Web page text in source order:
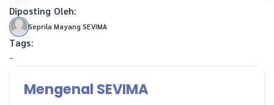
Diposting Oleh:
Seprila Mayang SEVIMA
Tags:
-
Mengenal SEVIMA